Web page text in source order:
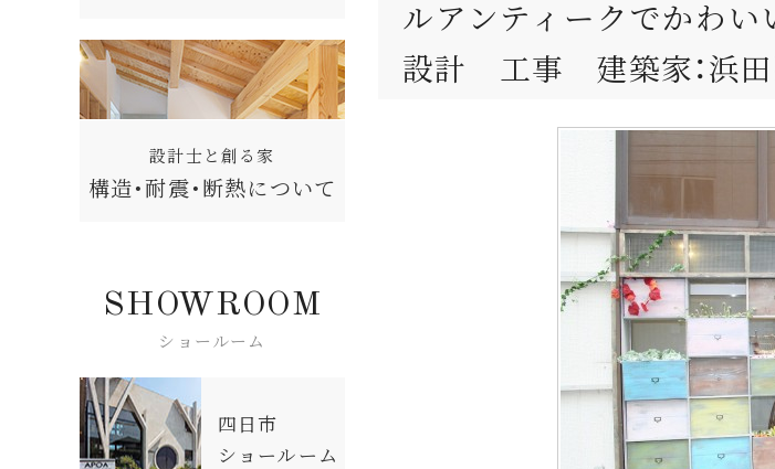
設計士と創る家
構造・耐震・断熱について
SHOWROOM
ショールーム
四日市
ショールーム
ルアンティークでかわ
設計 工事 建築家：浜